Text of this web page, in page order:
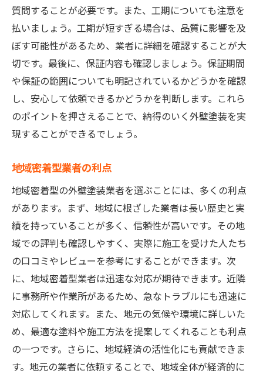
業者選びで重視すべきポイント
費用以外で見るべき業者の評価
業者選びで失敗しないためのチェックリス
ト
適正価格を知るための情報収集方法
業者によって変わる費用の内訳
外壁塗装の費用を賢く抑える方法愛知県のリフ
愛知県のリフォーム市場の特徴
市場動向から見える費用削減方法
リフォーム市場の需要と供給分析
賢くリフォームするための市場情報
愛知県特有のリフォーム費用の傾向
市場を知って費用を抑えるポイント
愛知県で外壁塗装を依頼する際のポイント季節
やタイミングで変わる費用の真実
季節ごとの費用変動の理由
最適な塗装時期を選ぶコツ
費用を抑えるための時期選び
質問することが必要です。また、工期についても注意を
払いましょう。工期が短すぎる場合は、品質に影響を及
ぼす可能性があるため、業者に詳細を確認することが大
切です。最後に、保証内容も確認しましょう。保証期間
や保証の範囲についても明記されているかどうかを確認
し、安心して依頼できるかどうかを判断します。これら
のポイントを押さえることで、納得のいく外壁塗装を実
現することができるでしょう。
地域密着型業者の利点
地域密着型の外壁塗装業者を選ぶことには、多くの利点
があります。まず、地域に根ざした業者は長い歴史と実
績を持っていることが多く、信頼性が高いです。その地
域での評判も確認しやすく、実際に施工を受けた人たち
の口コミやレビューを参考にすることができます。次
に、地域密着型業者は迅速な対応が期待できます。近隣
に事務所や作業所があるため、急なトラブルにも迅速に
対応してくれます。また、地元の気候や環境に詳しいた
め、最適な塗料や施工方法を提案してくれることも利点
の一つです。さらに、地域経済の活性化にも貢献できま
す。地元の業者に依頼することで、地域全体が経済的に